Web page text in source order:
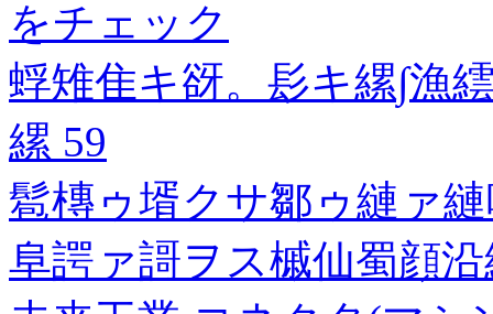
をチェック
蜉雉隹キ谺。髟キ縲∫漁
縲 59
髱槫ゥ壻クサ鄒ゥ縺ァ
阜諤ァ謌ヲス槭仙蜀顔